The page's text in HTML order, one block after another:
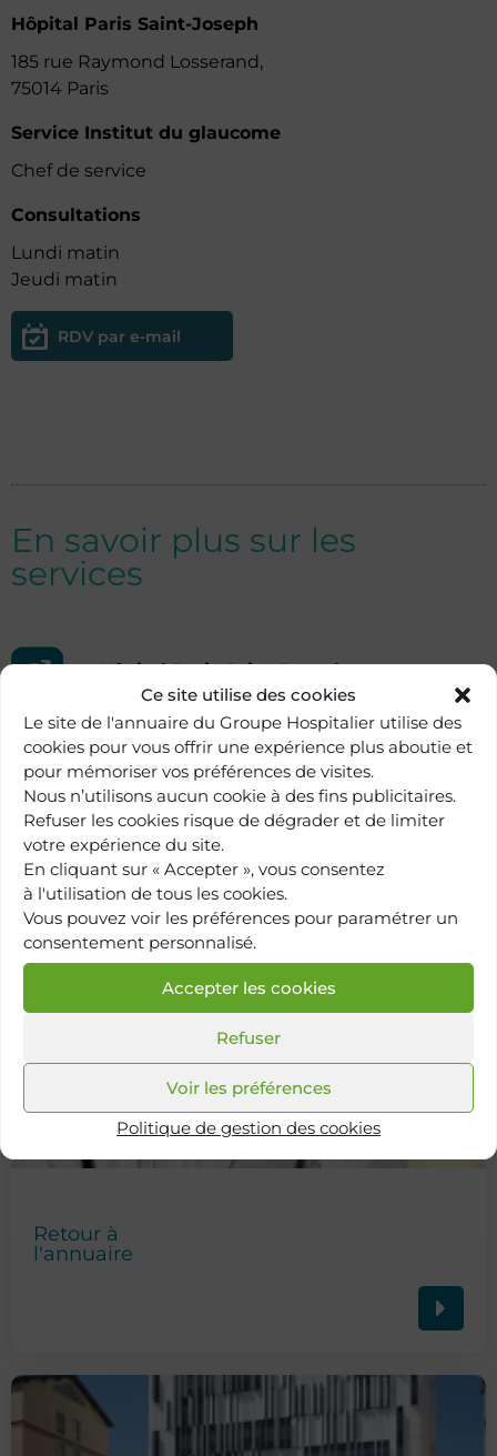
Ce site utilise des cookies
Le site de l'annuaire du Groupe Hospitalier utilise des
cookies pour vous offrir une expérience plus aboutie et
pour mémoriser vos préférences de visites.
Nous n’utilisons aucun cookie à des fins publicitaires.
Refuser les cookies risque de dégrader et de limiter
votre expérience du site.
En cliquant sur « Accepter », vous consentez
à l'utilisation de tous les cookies.
Vous pouvez voir les préférences pour paramétrer un
consentement personnalisé.
Accepter les cookies
Refuser
Voir les préférences
Politique de gestion des cookies
Hôpital Paris Saint-Joseph
185 rue Raymond Losserand,
75014 Paris
Service Institut du glaucome
Chef de service
Consultations
Lundi matin
Jeudi matin
RDV par e-mail
En savoir plus sur les
services
Hôpital Paris Saint-Joseph
Ophtalmologie
Hôpital Paris Saint-Joseph
Institut du glaucome
Retour à
l'annuaire